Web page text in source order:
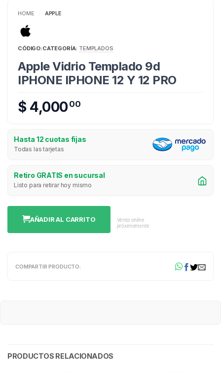
HOME APPLE
CÓDIGO:CATEGORÍA: TEMPLADOS
Apple Vidrio Templado 9d
IPHONE IPHONE 12 Y 12 PRO
$ 4,00000
Hasta 12 cuotas fijas
Todas las tarjetas
Retiro GRATIS en sucursal
Listo para retirar hoy mismo
AÑADIR AL CARRITO
Venta online
próximamente
COMPARTIR PRODUCTO:
PRODUCTOS RELACIONADOS